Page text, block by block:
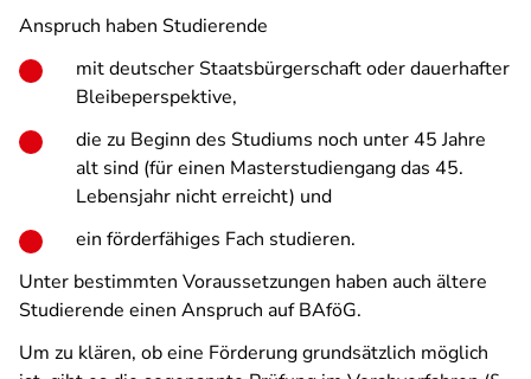
Anspruch haben Studierende
mit deutscher Staatsbürgerschaft oder dauerhafter
Bleibeperspektive,
die zu Beginn des Studiums noch unter 45 Jahre
alt sind (für einen Masterstudiengang das 45.
Lebensjahr nicht erreicht) und
ein förderfähiges Fach studieren.
Unter bestimmten Voraussetzungen haben auch ältere
Studierende einen Anspruch auf BAföG.
Um zu klären, ob eine Förderung grundsätzlich möglich